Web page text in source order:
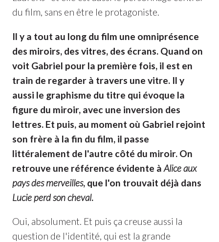
du film, sans en être le protagoniste.
Il y a tout au long du film une omniprésence
des miroirs, des vitres, des écrans. Quand on
voit Gabriel pour la première fois, il est en
train de regarder à travers une vitre. Il y
aussi le graphisme du titre qui évoque la
figure du miroir, avec une inversion des
lettres. Et puis, au moment où Gabriel rejoint
son frère à la fin du film, il passe
littéralement de l'autre côté du miroir. On
retrouve une référence évidente à Alice aux
pays des merveilles, que l'on trouvait déjà dans
Lucie perd son cheval.
Oui, absolument. Et puis ça creuse aussi la
question de l'identité, qui est la grande